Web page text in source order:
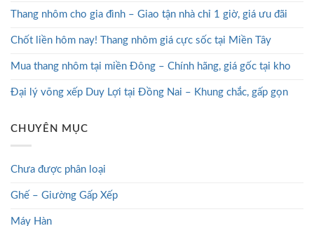
Thang nhôm cho gia đình – Giao tận nhà chỉ 1 giờ, giá ưu đãi
Chốt liền hôm nay! Thang nhôm giá cực sốc tại Miền Tây
Mua thang nhôm tại miền Đông – Chính hãng, giá gốc tại kho
Đại lý võng xếp Duy Lợi tại Đồng Nai – Khung chắc, gấp gọn
CHUYÊN MỤC
Chưa được phân loại
Ghế – Giường Gấp Xếp
Máy Hàn